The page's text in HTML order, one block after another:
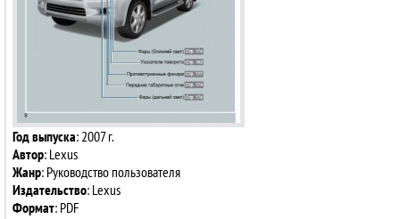
Год выпуска: 2007 г.
Автор: Lexus
Жанр: Руководство пользователя
Издательство: Lexus
Формат: PDF